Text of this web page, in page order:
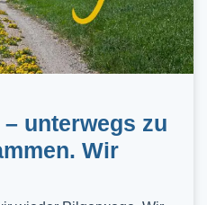
unterwegs zu
Wir